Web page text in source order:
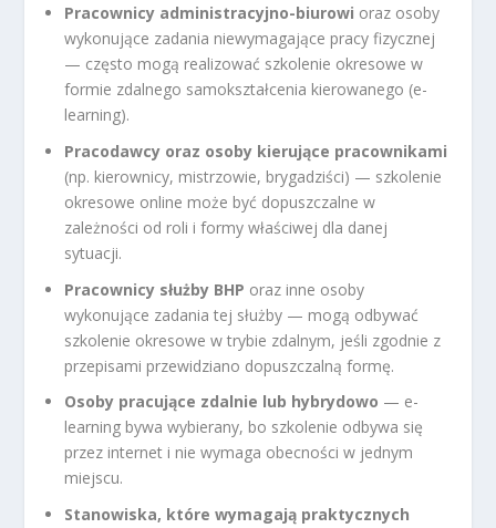
Pracownicy administracyjno-biurowi oraz osoby
wykonujące zadania niewymagające pracy fizycznej
— często mogą realizować szkolenie okresowe w
formie zdalnego samokształcenia kierowanego (e-
learning).
Pracodawcy oraz osoby kierujące pracownikami
(np. kierownicy, mistrzowie, brygadziści) — szkolenie
okresowe online może być dopuszczalne w
zależności od roli i formy właściwej dla danej
sytuacji.
Pracownicy służby BHP oraz inne osoby
wykonujące zadania tej służby — mogą odbywać
szkolenie okresowe w trybie zdalnym, jeśli zgodnie z
przepisami przewidziano dopuszczalną formę.
Osoby pracujące zdalnie lub hybrydowo — e-
learning bywa wybierany, bo szkolenie odbywa się
przez internet i nie wymaga obecności w jednym
miejscu.
Stanowiska, które wymagają praktycznych